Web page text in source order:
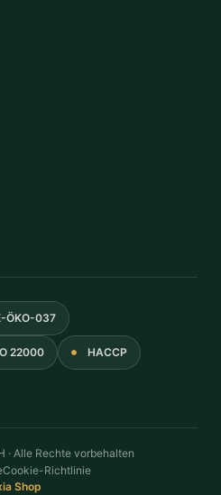
ÖKO-037
22000 HACCP
· Alle Rechte vorbehalten
Cookie-Richtlinie
Shop